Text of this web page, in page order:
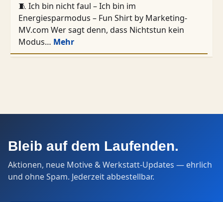
🧵 Ich bin nicht faul – Ich bin im
Energiesparmodus – Fun Shirt by Marketing-
MV.com Wer sagt denn, dass Nichtstun kein
Modus… Mehr
Bleib auf dem Laufenden.
Aktionen, neue Motive & Werkstatt-Updates — ehrlich
und ohne Spam. Jederzeit abbestellbar.